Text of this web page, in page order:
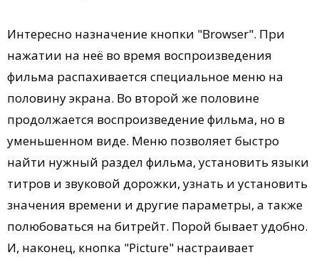
Интересно назначение кнопки "Browser". При
нажатии на неё во время воспроизведения
фильма распахивается специальное меню на
половину экрана. Во второй же половине
продолжается воспроизведение фильма, но в
уменьшенном виде. Меню позволяет быстро
найти нужный раздел фильма, установить языки
титров и звуковой дорожки, узнать и установить
значения времени и другие параметры, а также
полюбоваться на битрейт. Порой бывает удобно.
И, наконец, кнопка "Picture" настраивает